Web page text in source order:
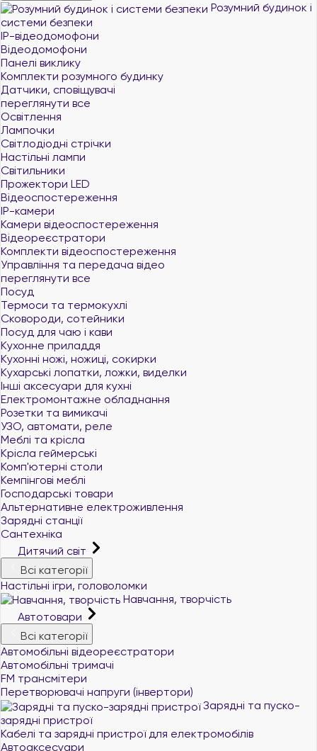
Розумний будинок і
системи безпеки
IP-відеодомофони
Відеодомофони
Панелі виклику
Комплекти розумного будинку
Датчики, сповіщувачі
переглянути все
Освітлення
Лампочки
Світлодіодні стрічки
Настільні лампи
Світильники
Прожектори LED
Відеоспостереження
IP-камери
Камери відеоспостереження
Відеореєстратори
Комплекти відеоспостереження
Управління та передача відео
переглянути все
Посуд
Термоси та термокухлі
Сковороди, сотейники
Посуд для чаю і кави
Кухонне приладдя
Кухонні ножі, ножиці, сокирки
Кухарські лопатки, ложки, виделки
Інші аксесуари для кухні
Електромонтажне обладнання
Розетки та вимикачі
УЗО, автомати, реле
Меблі та крісла
Крісла геймерські
Комп'ютерні столи
Кемпінгові меблі
Господарські товари
Альтернативне електроживлення
Зарядні станції
Сантехніка
Дитячий світ
Всі категорії
Настільні ігри, головоломки
Навчання, творчість
Автотовари
Всі категорії
Автомобільні відеореєстратори
Автомобільні тримачі
FM трансмітери
Перетворювачі напруги (інвертори)
Зарядні та пуско-
зарядні пристрої
Кабелі та зарядні пристрої для електромобілів
Автоаксесуари
+380 (96) 521 33 21